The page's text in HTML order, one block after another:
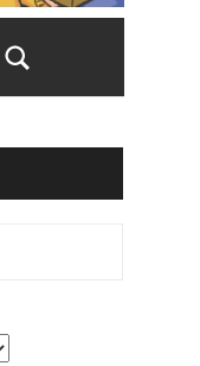
Search